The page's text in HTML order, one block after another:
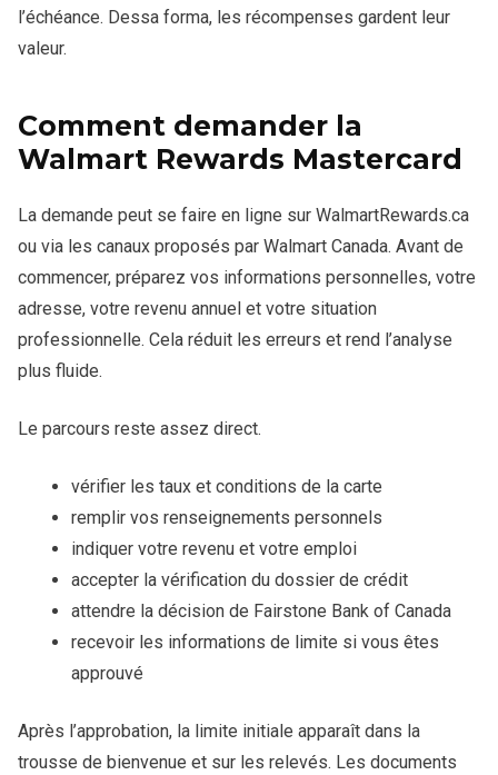
l’échéance. Dessa forma, les récompenses gardent leur
valeur.
Comment demander la
Walmart Rewards Mastercard
La demande peut se faire en ligne sur WalmartRewards.ca
ou via les canaux proposés par Walmart Canada. Avant de
commencer, préparez vos informations personnelles, votre
adresse, votre revenu annuel et votre situation
professionnelle. Cela réduit les erreurs et rend l’analyse
plus fluide.
Le parcours reste assez direct.
vérifier les taux et conditions de la carte
remplir vos renseignements personnels
indiquer votre revenu et votre emploi
accepter la vérification du dossier de crédit
attendre la décision de Fairstone Bank of Canada
recevoir les informations de limite si vous êtes
approuvé
Après l’approbation, la limite initiale apparaît dans la
trousse de bienvenue et sur les relevés. Les documents